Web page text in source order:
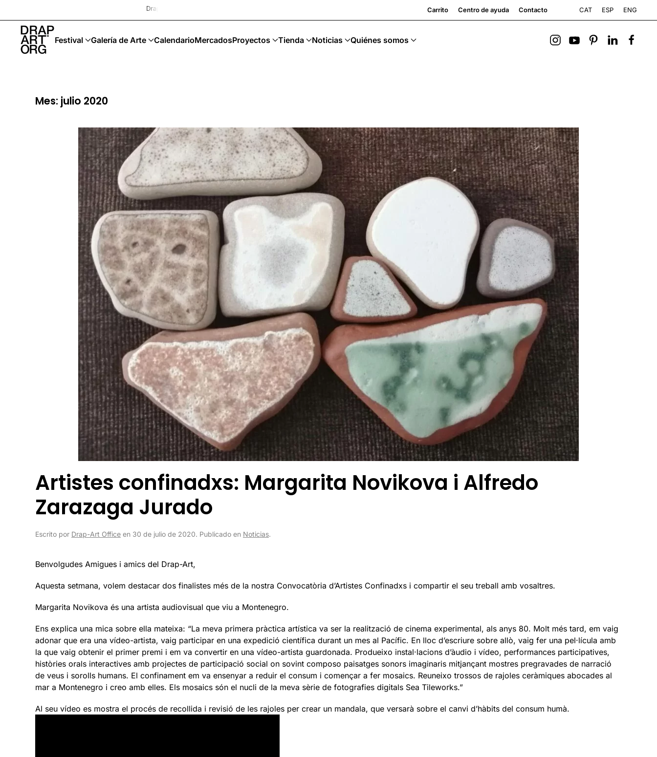
Ir al contenido principal
Drap-Art · Festival · Upcycling · Art Sostenible Carrito Centro de ayuda Contacto CAT ESP ENG
Festival Galería de Arte CalendarioMercadosProyectos Tienda Noticias Quiénes somos
Mes: julio 2020
Artistes confinadxs: Margarita Novikova i Alfredo
Zarazaga Jurado
Escrito por Drap-Art Office en 30 de julio de 2020. Publicado en Noticias.
Benvolgudes Amigues i amics del Drap-Art,
Aquesta setmana, volem destacar dos finalistes més de la nostra Convocatòria d’Artistes Confinadxs i compartir el seu treball amb vosaltres.
Margarita Novikova és una artista audiovisual que viu a Montenegro.
Ens explica una mica sobre ella mateixa: “La meva primera pràctica artística va ser la realització de cinema experimental, als anys 80. Molt més tard, em vaig
adonar que era una vídeo-artista, vaig participar en una expedició científica durant un mes al Pacífic. En lloc d’escriure sobre allò, vaig fer una pel·lícula amb
la que vaig obtenir el primer premi i em va convertir en una vídeo-artista guardonada. Produeixo instal·lacions d’àudio i vídeo, performances participatives,
històries orals interactives amb projectes de participació social on sovint composo paisatges sonors imaginaris mitjançant mostres pregravades de narració
de veus i sorolls humans. El confinament em va ensenyar a reduir el consum i començar a fer mosaics. Reuneixo trossos de rajoles ceràmiques abocades al
mar a Montenegro i creo amb elles. Els mosaics són el nucli de la meva sèrie de fotografies digitals Sea Tileworks.”
Al seu vídeo es mostra el procés de recollida i revisió de les rajoles per crear un mandala, que versarà sobre el canvi d’hàbits del consum humà.